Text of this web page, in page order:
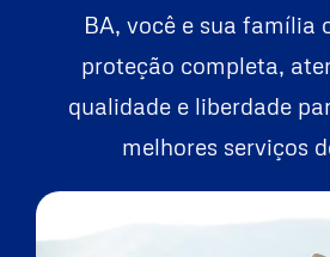
BA, você e sua família
proteção completa,
qualidade e liberdade
melhores serviços